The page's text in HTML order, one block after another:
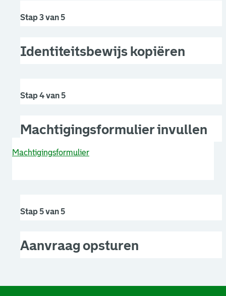
Stap 3 van 5
Identiteitsbewijs kopiëren
Stap 4 van 5
Machtigingsformulier invullen
Machtigingsformulier
Stap 5 van 5
Aanvraag opsturen